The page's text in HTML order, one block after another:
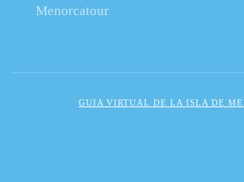
Menorcatour
GUIA VIRTUAL DE LA ISLA DE